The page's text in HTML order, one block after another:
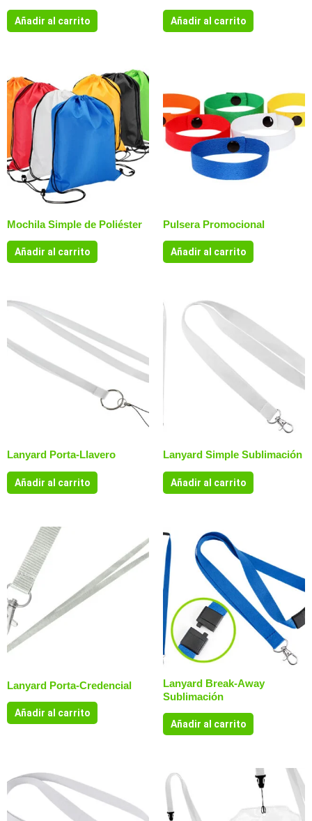
Añadir al carrito Añadir al carrito
Mochila Simple de Poliéster
Añadir al carrito
Pulsera Promocional
Añadir al carrito
Lanyard Porta-Llavero
Añadir al carrito
Lanyard Simple Sublimación
Añadir al carrito
Lanyard Porta-Credencial
Añadir al carrito
Lanyard Break-Away
Sublimación
Añadir al carrito